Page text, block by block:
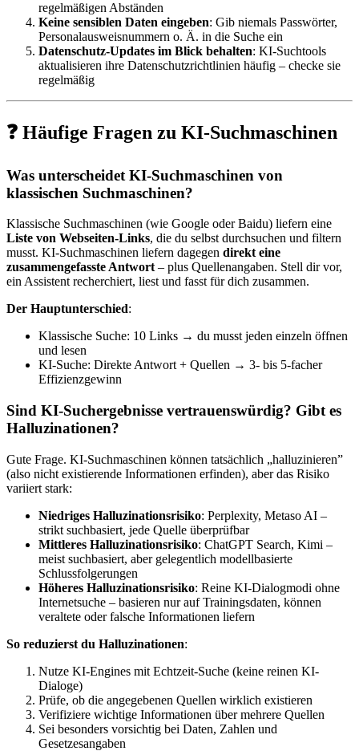
regelmäßigen Abständen
Keine sensiblen Daten eingeben: Gib niemals Passwörter,
Personalausweisnummern o. Ä. in die Suche ein
Datenschutz-Updates im Blick behalten: KI-Suchtools
aktualisieren ihre Datenschutzrichtlinien häufig – checke sie
regelmäßig
❓ Häufige Fragen zu KI-Suchmaschinen
Was unterscheidet KI-Suchmaschinen von
klassischen Suchmaschinen?
Klassische Suchmaschinen (wie Google oder Baidu) liefern eine
Liste von Webseiten-Links, die du selbst durchsuchen und filtern
musst. KI-Suchmaschinen liefern dagegen direkt eine
zusammengefasste Antwort– plus Quellenangaben. Stell dir vor,
ein Assistent recherchiert, liest und fasst für dich zusammen.
Der Hauptunterschied:
Klassische Suche: 10 Links → du musst jeden einzeln öffnen
und lesen
KI-Suche: Direkte Antwort + Quellen → 3- bis 5-facher
Effizienzgewinn
Sind KI-Suchergebnisse vertrauenswürdig? Gibt es
Halluzinationen?
Gute Frage. KI-Suchmaschinen können tatsächlich „halluzinieren”
(also nicht existierende Informationen erfinden), aber das Risiko
variiert stark:
Niedriges Halluzinationsrisiko: Perplexity, Metaso AI –
strikt suchbasiert, jede Quelle überprüfbar
Mittleres Halluzinationsrisiko: ChatGPT Search, Kimi –
meist suchbasiert, aber gelegentlich modellbasierte
Schlussfolgerungen
Höheres Halluzinationsrisiko: Reine KI-Dialogmodi ohne
Internetsuche – basieren nur auf Trainingsdaten, können
veraltete oder falsche Informationen liefern
So reduzierst du Halluzinationen:
Nutze KI-Engines mit Echtzeit-Suche (keine reinen KI-
Dialoge)
Prüfe, ob die angegebenen Quellen wirklich existieren
Verifiziere wichtige Informationen über mehrere Quellen
Sei besonders vorsichtig bei Daten, Zahlen und
Gesetzesangaben